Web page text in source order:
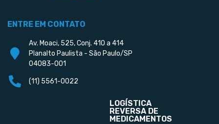
ENTRE EM CONTATO
Av. Moaci, 525, Conj. 410 a 414
Planalto Paulista - São Paulo/SP
04083-001
(11) 5561-0022
LOGÍSTICA
REVERSA DE
MEDICAMENTOS